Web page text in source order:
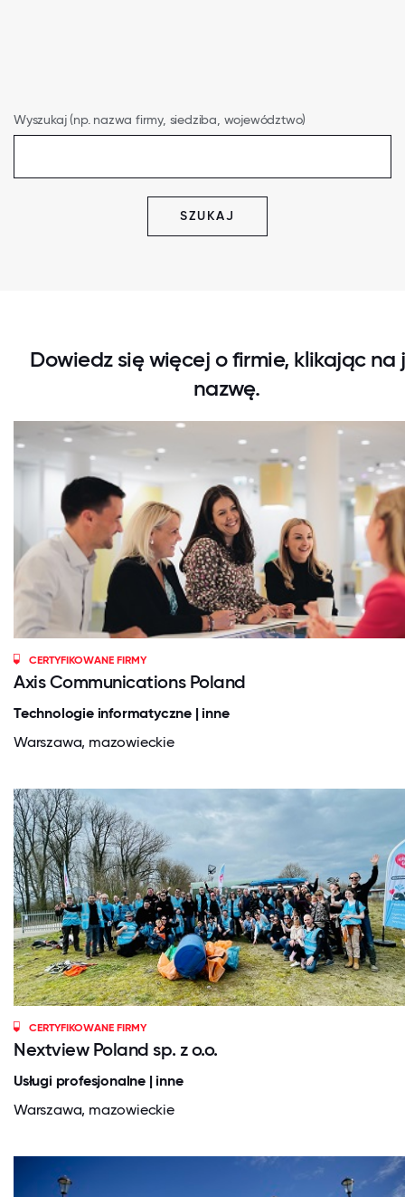
Wyszukaj (np. nazwa firmy, siedziba, województwo)
SZUKAJ
Dowiedz się więcej o firmie, klikając na
nazwę.
CERTYFIKOWANE FIRMY
Axis Communications Poland
Technologie informatyczne | inne
Warszawa, mazowieckie
CERTYFIKOWANE FIRMY
Nextview Poland sp. z o.o.
Usługi profesjonalne | inne
Warszawa, mazowieckie